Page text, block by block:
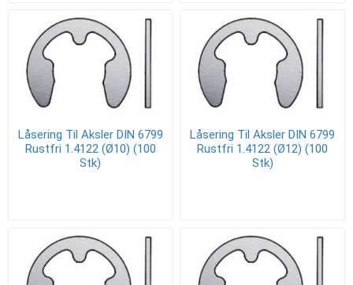
Låsering Til Aksler DIN 6799
Rustfri 1.4122 (Ø10) (100
Stk)
Låsering Til Aksler DIN 6799
Rustfri 1.4122 (Ø12) (100
Stk)